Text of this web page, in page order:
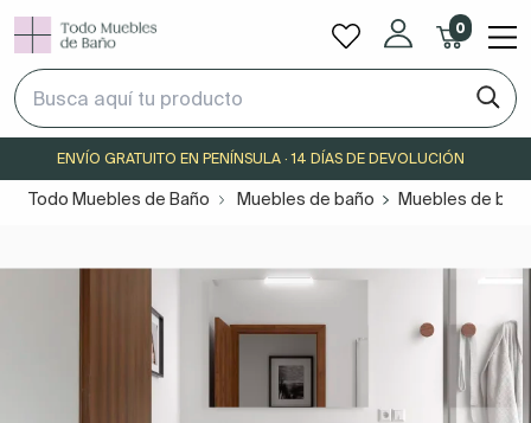
0
ENVÍO GRATUITO EN PENÍNSULA · 14 DÍAS DE DEVOLUCIÓN
Todo Muebles de Baño Muebles de baño Muebles de